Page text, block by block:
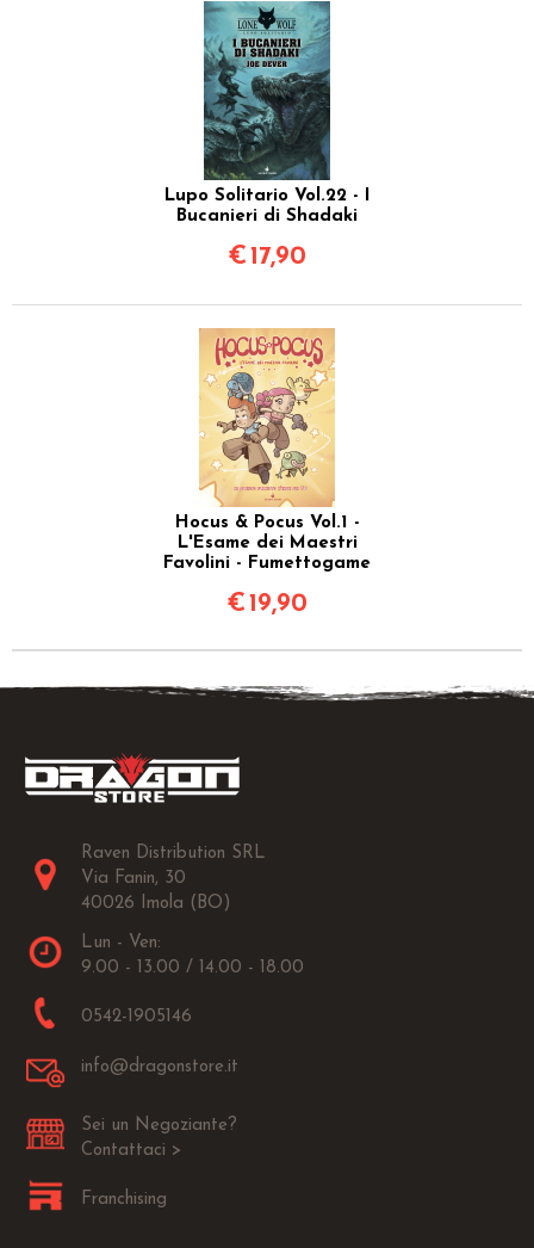
Lupo Solitario Vol.22 - I
Bucanieri di Shadaki
€ 17,90
Hocus & Pocus Vol.1 -
L'Esame dei Maestri
Favolini - Fumettogame
€ 19,90
Raven Distribution SRL
Via Fanin, 30
40026 Imola (BO)
Lun - Ven:
9.00 - 13.00 / 14.00 - 18.00
0542-1905146
info@dragonstore.it
Sei un Negoziante?
Contattaci >
Franchising